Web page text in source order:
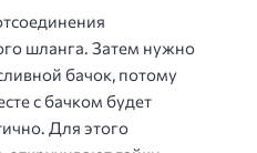
шланга. Затем нужно
бачок, потому
с бачком будет
Для этого